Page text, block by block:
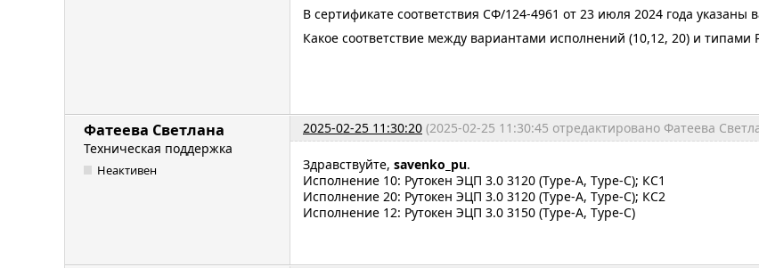
В сертификате соответствия СФ/124-4961 от 23 июля 2024 года
Какое соответствие между вариантами исполнений (10,12, 20) и
Фатеева Светлана 2025-02-25 11:30:20 (2025-02-25 11:30:45 отредактировано Фатеева
Техническая поддержка
Неактивен Здравствуйте, savenko_pu.
Исполнение 10: Рутокен ЭЦП 3.0 3120 (Type-A, Type-C); КС1
Исполнение 20: Рутокен ЭЦП 3.0 3120 (Type-A, Type-C); КС2
Исполнение 12: Рутокен ЭЦП 3.0 3150 (Type-A, Type-C)